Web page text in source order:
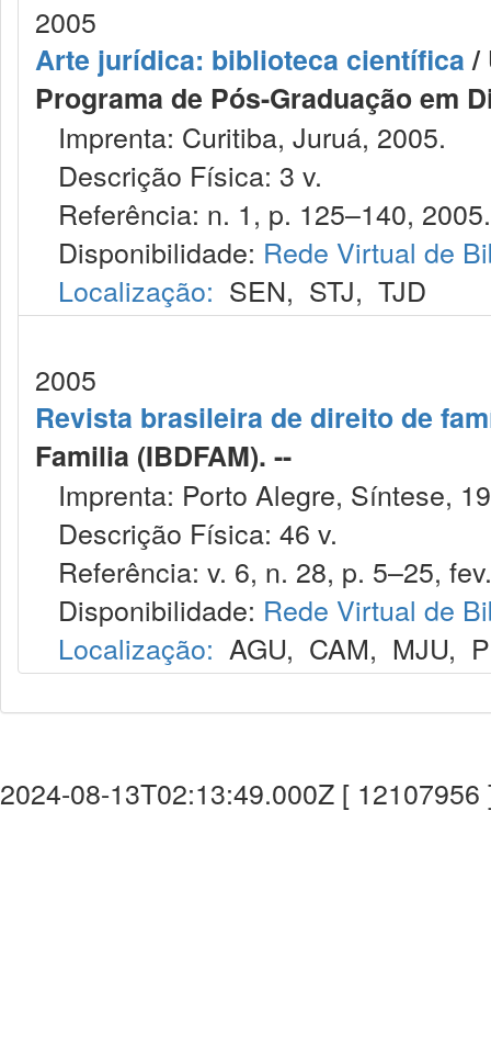
2005
Arte jurídica: biblioteca científica/
Programa de Pós-Graduação em
Imprenta: Curitiba, Juruá, 2005.
Descrição Física: 3 v.
Referência: n. 1, p. 125–140, 2005.
Disponibilidade: Rede Virtual de
Localização: SEN, STJ, TJD
2005
Revista brasileira de direito de
Familia (IBDFAM). --
Imprenta: Porto Alegre, Síntese,
Descrição Física: 46 v.
Referência: v. 6, n. 28, p. 5–25,
Disponibilidade: Rede Virtual de
Localização: AGU, CAM, MJU,
2024-08-13T02:13:49.000Z [ 12107956